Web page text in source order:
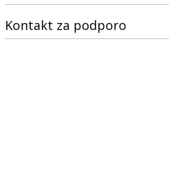
Kontakt za podporo